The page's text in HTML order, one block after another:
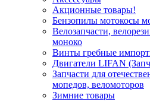
Акционные товары!
Бензопилы мотокосы
Велозапчасти,
моноко
Винты гребные
Двигатели LIFAN
Запчасти для
мопедов, веломоторов
Зимние товары